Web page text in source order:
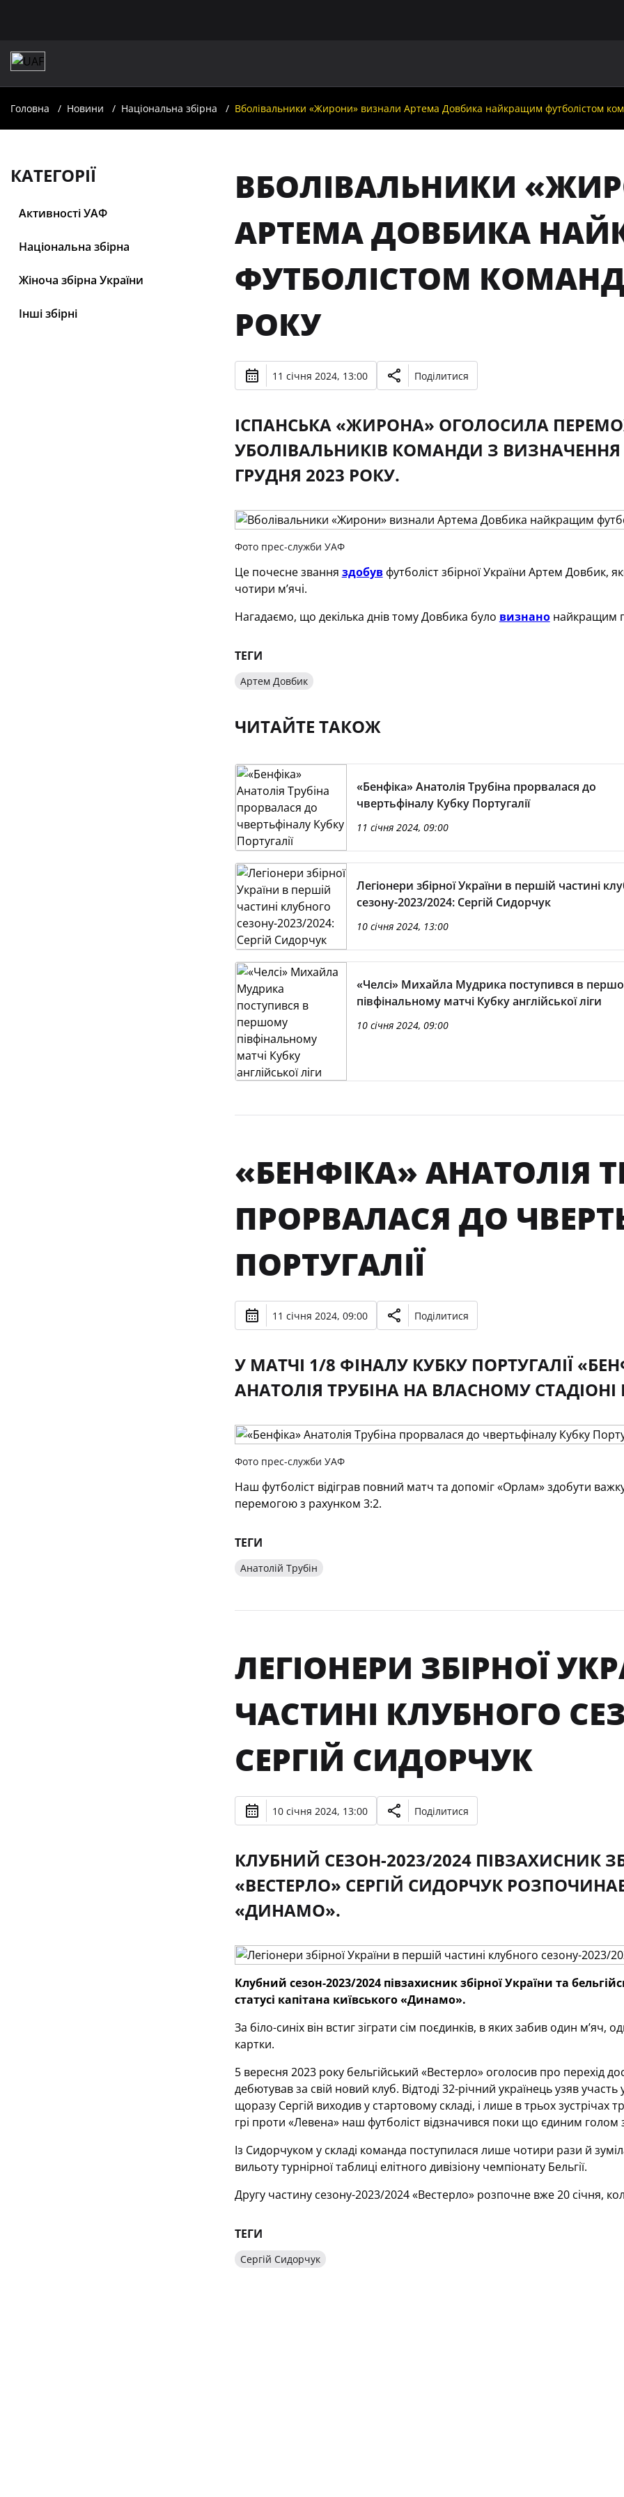
Головна Новини Національна збірна Вболівальники «Жирони» визнали Артема Довбика найкращим футболістом
КАТЕГОРІЇ
Активності УАФ
Національна збірна
Жіноча збірна України
Інші збірні
ВБОЛІВАЛЬНИКИ
АРТЕМА ДОВБИКА
ФУТБОЛІСТОМ
РОКУ
11 січня 2024, 13:00 Поділитися
ІСПАНСЬКА «ЖИРОНА» ОГОЛОСИЛА
УБОЛІВАЛЬНИКІВ КОМАНДИ З
ГРУДНЯ 2023 РОКУ.
Фото прес-служби УАФ
Це почесне звання здобувфутболіст збірної України Артем Довбик,
чотири м’ячі.
Нагадаємо, що декілька днів тому Довбика було визнанонайкращим
ТЕГИ
Артем Довбик
ЧИТАЙТЕ ТАКОЖ
«Бенфіка» Анатолія Трубіна прорвалася до
чвертьфіналу Кубку Португалії
11 січня 2024, 09:00
Легіонери збірної України в першій частині
сезону-2023/2024: Сергій Сидорчук
10 січня 2024, 13:00
«Челсі» Михайла Мудрика поступився в
півфінальному матчі Кубку англійської ліги
10 січня 2024, 09:00
«БЕНФІКА» АНАТОЛІЯ
ПРОРВАЛАСЯ ДО
ПОРТУГАЛІЇ
11 січня 2024, 09:00 Поділитися
У МАТЧІ 1/8 ФІНАЛУ КУБКУ ПОРТУГАЛІЇ
АНАТОЛІЯ ТРУБІНА НА ВЛАСНОМУ
Фото прес-служби УАФ
Наш футболіст відіграв повний матч та допоміг «Орлам» здобути
перемогою з рахунком 3:2.
ТЕГИ
Анатолій Трубін
ЛЕГІОНЕРИ ЗБІРНОЇ
ЧАСТИНІ КЛУБНОГО
СЕРГІЙ СИДОРЧУК
10 січня 2024, 13:00 Поділитися
КЛУБНИЙ СЕЗОН-2023/2024 ПІВЗАХИСНИК
«ВЕСТЕРЛО» СЕРГІЙ СИДОРЧУК
«ДИНАМО».
Клубний сезон-2023/2024 півзахисник збірної України та
статусі капітана київського «Динамо».
За біло-синіх він встиг зіграти сім поєдинків, в яких забив один м’яч,
картки.
5 вересня 2023 року бельгійський «Вестерло» оголосив про перехід
дебютував за свій новий клуб. Відтоді 32-річний українець узяв
щоразу Сергій виходив у стартовому складі, і лише в трьох зустрічах
грі проти «Левена» наш футболіст відзначився поки що єдиним голом
Із Сидорчуком у складі команда поступилася лише чотири рази й
вильоту турнірної таблиці елітного дивізіону чемпіонату Бельгії.
Другу частину сезону-2023/2024 «Вестерло» розпочне вже 20 січня,
ТЕГИ
Сергій Сидорчук